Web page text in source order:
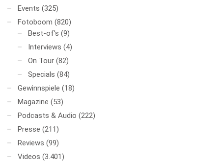
Events (325)
Fotoboom (820)
Best-of's (9)
Interviews (4)
On Tour (82)
Specials (84)
Gewinnspiele (18)
Magazine (53)
Podcasts & Audio (222)
Presse (211)
Reviews (99)
Videos (3.401)